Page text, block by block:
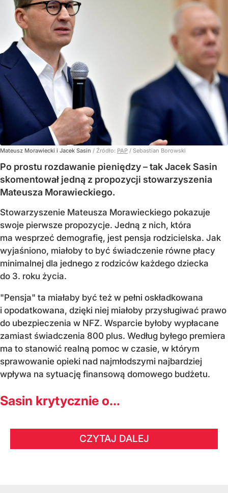
Mateusz Morawiecki i Jacek Sasin / Źródło: PAP / Sebastian Borowski
Po prostu rozdawanie pieniędzy – tak Jacek Sasin
skomentował jedną z propozycji stowarzyszenia
Mateusza Morawieckiego.
Stowarzyszenie Mateusza Morawieckiego pokazuje
swoje pierwsze propozycje. Jedną z nich, która
ma wesprzeć demografię, jest pensja rodzicielska. Jak
wyjaśniono, miałoby to być świadczenie równe płacy
minimalnej dla jednego z rodziców każdego dziecka
do 3. roku życia.
"Pensja" ta miałaby być też w pełni oskładkowana
i opodatkowana, dzięki niej miałoby przysługiwać prawo
do ubezpieczenia w NFZ. Wsparcie byłoby wypłacane
zamiast świadczenia 800 plus. Według byłego premiera
ma to stanowić realną pomoc w czasie, w którym
sprawowanie opieki nad najmłodszymi najbardziej
wpływa na sytuację finansową domowego budżetu.
Sasin krytycznie o...
CZYTAJ DALEJ